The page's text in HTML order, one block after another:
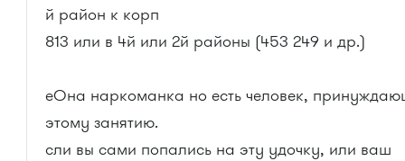
й район к корп
813 или в 4й или 2й районы (453 249 и др.)
еОна наркоманка но есть человек,
этому занятию.
сли вы сами попались на эту удочку, или ваш